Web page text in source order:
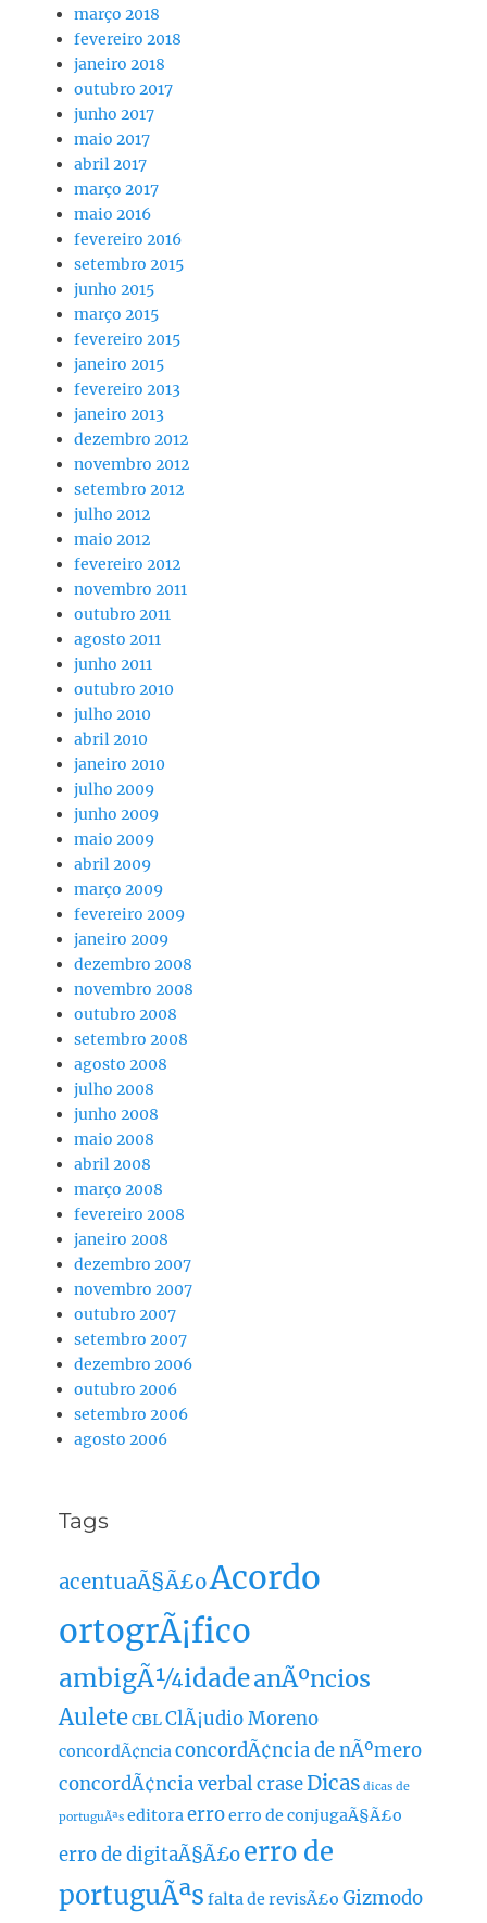
março 2018
fevereiro 2018
janeiro 2018
outubro 2017
junho 2017
maio 2017
abril 2017
março 2017
maio 2016
fevereiro 2016
setembro 2015
junho 2015
março 2015
fevereiro 2015
janeiro 2015
fevereiro 2013
janeiro 2013
dezembro 2012
novembro 2012
setembro 2012
julho 2012
maio 2012
fevereiro 2012
novembro 2011
outubro 2011
agosto 2011
junho 2011
outubro 2010
julho 2010
abril 2010
janeiro 2010
julho 2009
junho 2009
maio 2009
abril 2009
março 2009
fevereiro 2009
janeiro 2009
dezembro 2008
novembro 2008
outubro 2008
setembro 2008
agosto 2008
julho 2008
junho 2008
maio 2008
abril 2008
março 2008
fevereiro 2008
janeiro 2008
dezembro 2007
novembro 2007
outubro 2007
setembro 2007
dezembro 2006
outubro 2006
setembro 2006
agosto 2006
Tags
acentuaÃ§Ã£oAcordo
ortogrÃ¡fico
ambigÃ¼idadeanÃºncios
AuleteCBLClÃ¡udio Moreno
concordÃ¢nciaconcordÃ¢ncia de nÃºmero
concordÃ¢ncia verbalcraseDicas dicas de
portuguÃªs editoraerroerro de conjugaÃ§Ã£o
erro de digitaÃ§Ã£oerro de
portuguÃªs falta de revisÃ£o Gizmodo